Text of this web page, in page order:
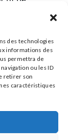
des technologies
informations des
permettra de
ou les ID
retirer son
caractéristiques
les
des liens
le
etles
en lien avec
de